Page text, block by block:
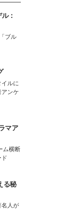
：
ブル
ルに
ンケ
マア
ム横断
る秘
人が